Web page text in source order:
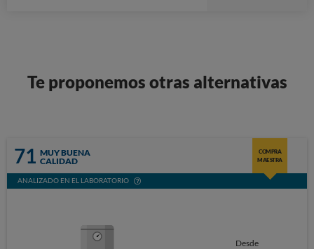
Te proponemos otras alternativas
71 MUY BUENA
CALIDAD
COMPRA
MAESTRA
ANALIZADO EN EL LABORATORIO
Desde